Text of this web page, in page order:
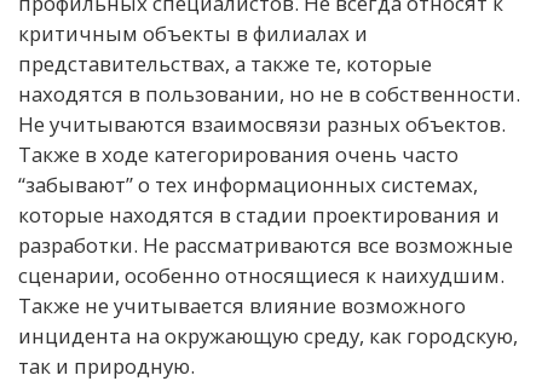
критичным объекты в филиалах и
представительствах, а также те, которые
находятся в пользовании, но не в собственности.
Не учитываются взаимосвязи разных объектов.
Также в ходе категорирования очень часто
“забывают” о тех информационных системах,
которые находятся в стадии проектирования и
разработки. Не рассматриваются все возможные
сценарии, особенно относящиеся к наихудшим.
Также не учитывается влияние возможного
инцидента на окружающую среду, как городскую,
так и природную.